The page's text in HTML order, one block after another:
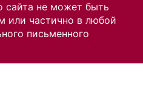
сайта не может быть
или частично в любой
письменного